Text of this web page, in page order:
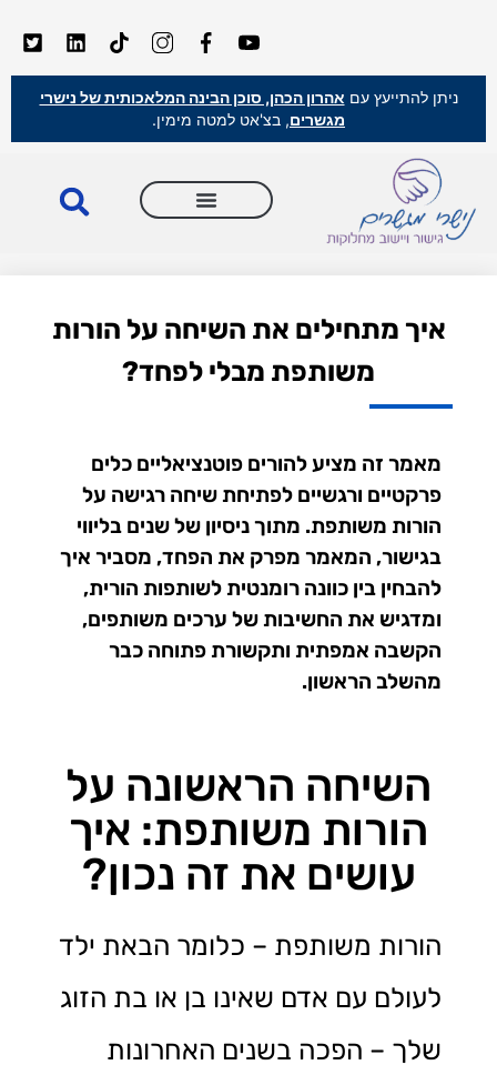
ניתן להתייעץ עם אהרון הכהן, סוכן הבינה המלאכותית של נישרי
מגשרים, בצ'אט למטה מימין.
איך מתחילים את השיחה על הורות
משותפת מבלי לפחד?
מאמר זה מציע להורים פוטנציאליים כלים
פרקטיים ורגשיים לפתיחת שיחה רגישה על
הורות משותפת. מתוך ניסיון של שנים בליווי
בגישור, המאמר מפרק את הפחד, מסביר איך
להבחין בין כוונה רומנטית לשותפות הורית,
ומדגיש את החשיבות של ערכים משותפים,
הקשבה אמפתית ותקשורת פתוחה כבר
מהשלב הראשון.
השיחה הראשונה על
הורות משותפת: איך
עושים את זה נכון?
הורות משותפת – כלומר הבאת ילד
לעולם עם אדם שאינו בן או בת הזוג
שלך – הפכה בשנים האחרונות